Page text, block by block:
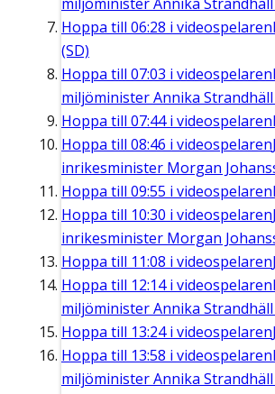
Hoppa till 06:28 i videospelaren
(SD)
Hoppa till 07:03 i videospelaren
miljöminister Annika Strandhäll
Hoppa till 07:44i videospelaren
Hoppa till 08:46 i videospelaren
inrikesminister Morgan
Hoppa till 09:55 i videospelaren
Hoppa till 10:30 i videospelaren
inrikesminister Morgan
Hoppa till 11:08 i videospelaren
Hoppa till 12:14i videospelaren
miljöminister Annika Strandhäll
Hoppa till 13:24i videospelaren
Hoppa till 13:58 i videospelaren
miljöminister Annika Strandhäll